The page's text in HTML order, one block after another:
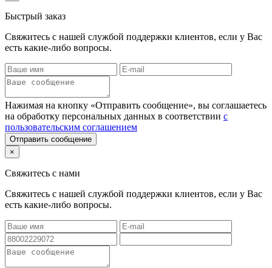
Быстрый заказ
Свяжитесь с нашей службой поддержки клиентов, если у Вас
есть какие-либо вопросы.
Нажимая на кнопку «Отправить сообщение», вы соглашаетесь
на обработку персональных данных в соответствии с
пользовательским соглашением
Отправить сообщение
×
Свяжитесь с нами
Свяжитесь с нашей службой поддержки клиентов, если у Вас
есть какие-либо вопросы.